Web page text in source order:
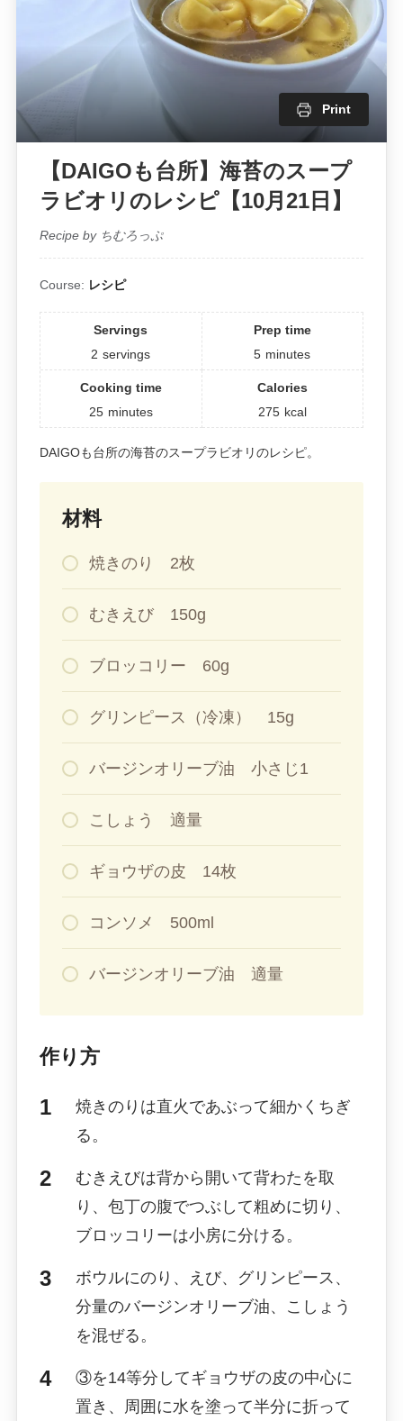
Print
【DAIGOも台所】海苔のスープ
ラビオリのレシピ【10月21日】
Recipe by ちむろっぷ
Course: レシピ
Servings
2 servings
Prep time
5 minutes
Cooking time
25 minutes
Calories
275 kcal
DAIGOも台所の海苔のスープラビオリのレシピ。
材料
焼きのり 2枚
むきえび 150g
ブロッコリー 60g
グリンピース（冷凍） 15g
バージンオリーブ油 小さじ1
こしょう 適量
ギョウザの皮 14枚
コンソメ 500ml
バージンオリーブ油 適量
作り方
焼きのりは直火であぶって細かくちぎ
る。
むきえびは背から開いて背わたを取
り、包丁の腹でつぶして粗めに切り、
ブロッコリーは小房に分ける。
ボウルにのり、えび、グリンピース、
分量のバージンオリーブ油、こしょう
を混ぜる。
③を14等分してギョウザの皮の中心に
置き、周囲に水を塗って半分に折って